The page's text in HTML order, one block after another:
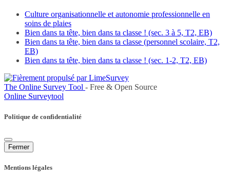
Culture organisationnelle et autonomie professionnelle en
soins de plaies
Bien dans ta tête, bien dans ta classe ! (sec. 3 à 5, T2, EB)
Bien dans ta tête, bien dans ta classe (personnel scolaire, T2,
EB)
Bien dans ta tête, bien dans ta classe ! (sec. 1-2, T2, EB)
The Online Survey Tool - Free & Open Source
Online Surveytool
Politique de confidentialité
Fermer
Mentions légales